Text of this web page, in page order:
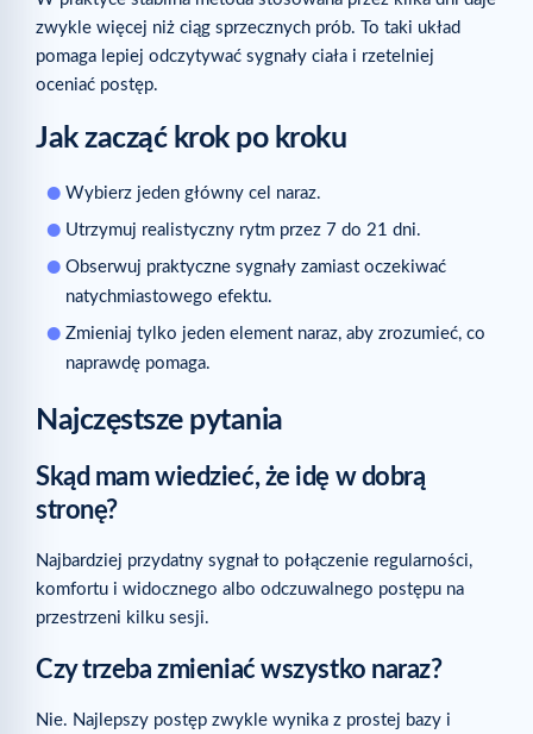
zwykle więcej niż ciąg sprzecznych prób. To taki układ
pomaga lepiej odczytywać sygnały ciała i rzetelniej
oceniać postęp.
Jak zacząć krok po kroku
Wybierz jeden główny cel naraz.
Utrzymuj realistyczny rytm przez 7 do 21 dni.
Obserwuj praktyczne sygnały zamiast oczekiwać
natychmiastowego efektu.
Zmieniaj tylko jeden element naraz, aby zrozumieć, co
naprawdę pomaga.
Najczęstsze pytania
Skąd mam wiedzieć, że idę w dobrą
stronę?
Najbardziej przydatny sygnał to połączenie regularności,
komfortu i widocznego albo odczuwalnego postępu na
przestrzeni kilku sesji.
Czy trzeba zmieniać wszystko naraz?
Nie. Najlepszy postęp zwykle wynika z prostej bazy i